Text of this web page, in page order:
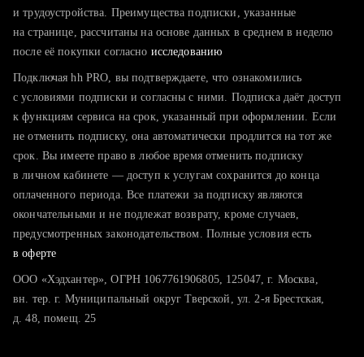
тратите много времени на поиск и вручную поднимаете
хотите сравнить себя с конкурентами и оценить шансы
и трудоустройства. Преимущества подписки, указанные
на странице, рассчитаны на основе данных в среднем в неделю
после её покупки согласно исследованию
Подключая hh PRO, вы подтверждаете, что ознакомились
с условиями подписки и согласны с ними. Подписка даёт доступ
к функциям сервиса на срок, указанный при оформлении. Если
не отменить подписку, она автоматически продлится на тот же
срок. Вы имеете право в любое время отменить подписку
в личном кабинете — доступ к услугам сохранится до конца
оплаченного периода. Все платежи за подписку являются
окончательными и не подлежат возврату, кроме случаев,
предусмотренных законодательством. Полные условия есть
в оферте
ООО «Хэдхантер», ОГРН 1067761906805, 125047, г. Москва,
вн. тер. г. Муниципальный округ Тверской, ул. 2-я Брестская,
д. 48, помещ. 25